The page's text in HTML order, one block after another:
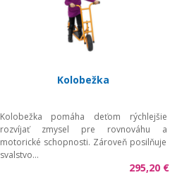
Kolobežka
Kolobežka pomáha deťom rýchlejšie
rozvíjať zmysel pre rovnováhu a
motorické schopnosti. Zároveň posilňuje
svalstvo...
295,20 €